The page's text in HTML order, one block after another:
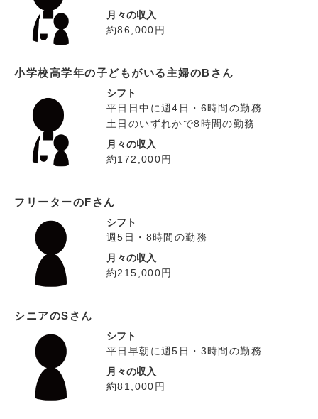
月々の収入
約86,000円
小学校高学年の子どもがいる主婦のBさん
シフト
平日日中に週4日・6時間の勤務
土日のいずれかで8時間の勤務
月々の収入
約172,000円
フリーターのFさん
シフト
週5日・8時間の勤務
月々の収入
約215,000円
シニアのSさん
シフト
平日早朝に週5日・3時間の勤務
月々の収入
約81,000円